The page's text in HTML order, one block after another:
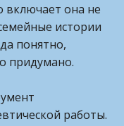
включает она не
истории
понятно,
придумано.
работы.